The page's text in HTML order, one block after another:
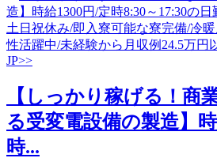
【しっかり稼げる！商
る受変電設備の製造】
時...